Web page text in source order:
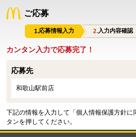
ご応募
応募情報入力 入力内容確認
カンタン入力で応募完了！
応募先
和歌山駅前店
下記の情報を入力して「個人情報保護方針に
タンを押してください。